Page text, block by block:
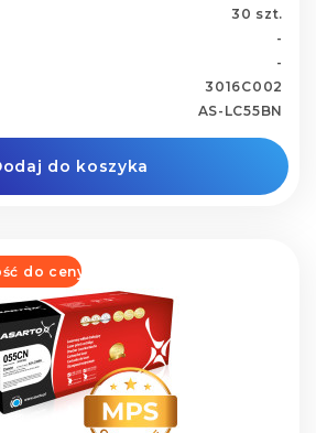
30 szt.
-
-
3016C002
AS-LC55BN
do koszyka
do ceny